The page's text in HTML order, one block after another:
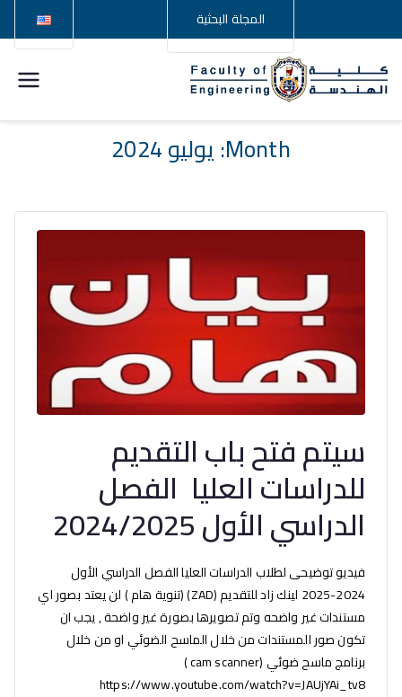
المجلة البحثية
كلية
الهندسة –
جامعة
سوهاج
Month: يوليو 2024
سيتم فتح باب التقديم
للدراسات العليا الفصل
الدراسي الأول 2024/2025
فيديو توضيحى لطلاب الدراسات العليا الفصل الدراسي الأول
2024-2025 لينك زاد للتقديم (ZAD) (تنوية هام ) لن يعتد بصور اي
مستندات غير واضحه وتم تصويرها بصورة غير واضحة , يجب ان
تكون صور المستندات من خلال الماسح الضوئي او من خلال
برنامج ماسح ضوئي (cam scanner )
https://www.youtube.com/watch?v=JAUjYAi_tv8